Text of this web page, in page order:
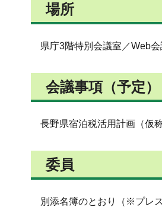
場所
県庁3階特別会議室／Web会
会議事項（予定）
長野県宿泊税活用計画（仮
委員
別添名簿のとおり（※プレス